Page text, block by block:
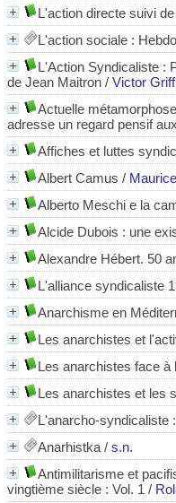
L'action directe suivi
L'action sociale :
L'Action Syndicaliste :
de Jean Maitron / Victor
Actuelle
adresse un regard pensif
Affiches et luttes
Albert Camus /
Alberto Meschi e la
Alcide Dubois : une
Alexandre Hébert. 50
L'alliance syndicaliste
Anarchisme en
Les anarchistes et
Les anarchistes face à
Les anarchistes et les
L'anarcho-syndicaliste
Anarhistka / s.n.
Antimilitarisme et
vingtième siècle : Vol. 1 /